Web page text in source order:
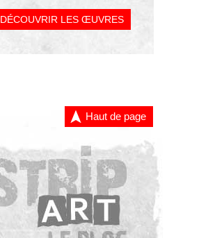
DÉCOUVRIR LES ŒUVRES
Haut de page